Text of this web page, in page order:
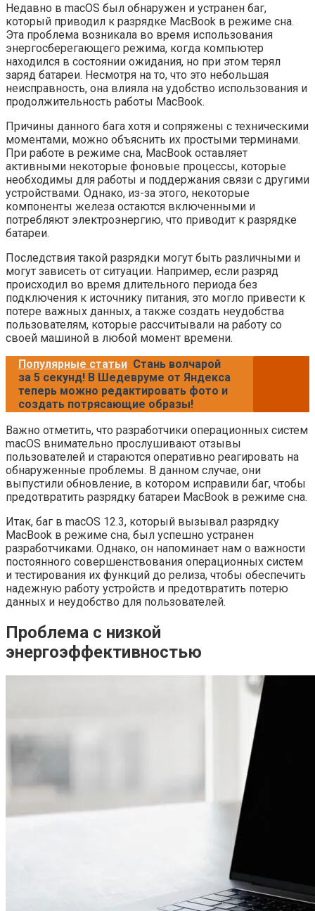
Недавно в macOS был обнаружен и устранен баг,
который приводил к разрядке MacBook в режиме сна.
Эта проблема возникала во время использования
энергосберегающего режима, когда компьютер
находился в состоянии ожидания, но при этом терял
заряд батареи. Несмотря на то, что это небольшая
неисправность, она влияла на удобство использования и
продолжительность работы MacBook.
Причины данного бага хотя и сопряжены с техническими
моментами, можно объяснить их простыми терминами.
При работе в режиме сна, MacBook оставляет
активными некоторые фоновые процессы, которые
необходимы для работы и поддержания связи с другими
устройствами. Однако, из-за этого, некоторые
компоненты железа остаются включенными и
потребляют электроэнергию, что приводит к разрядке
батареи.
Последствия такой разрядки могут быть различными и
могут зависеть от ситуации. Например, если разряд
происходил во время длительного периода без
подключения к источнику питания, это могло привести к
потере важных данных, а также создать неудобства
пользователям, которые рассчитывали на работу со
своей машиной в любой момент времени.
Популярные статьи Стань волчарой
за 5 секунд! В Шедевруме от Яндекса
теперь можно редактировать фото и
создать потрясающие образы!
Важно отметить, что разработчики операционных систем
macOS внимательно прослушивают отзывы
пользователей и стараются оперативно реагировать на
обнаруженные проблемы. В данном случае, они
выпустили обновление, в котором исправили баг, чтобы
предотвратить разрядку батареи MacBook в режиме сна.
Итак, баг в macOS 12.3, который вызывал разрядку
MacBook в режиме сна, был успешно устранен
разработчиками. Однако, он напоминает нам о важности
постоянного совершенствования операционных систем
и тестирования их функций до релиза, чтобы обеспечить
надежную работу устройств и предотвратить потерю
данных и неудобство для пользователей.
Проблема с низкой
энергоэффективностью